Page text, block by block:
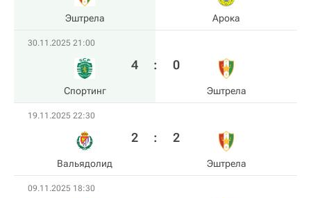
Эштрела Арока
30.11.2025 21:00
Спортинг
4 : 0
Эштрела
19.11.2025 22:30
Вальядолид
2 : 2
Эштрела
09.11.2025 18:30